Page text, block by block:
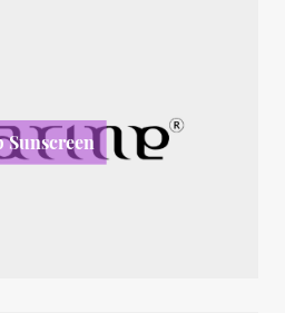
Sunscreen